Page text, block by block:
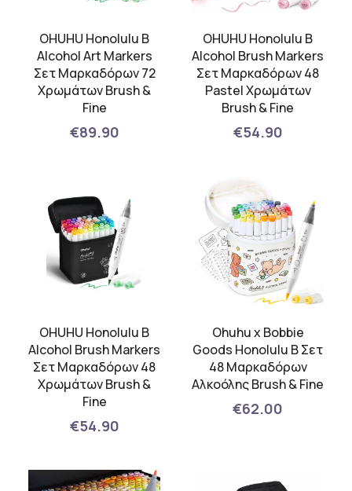
OHUHU Honolulu B
Alcohol Art Markers
Σετ Μαρκαδόρων 72
Χρωμάτων Brush &
Fine
€89.90
OHUHU Honolulu B
Alcohol Brush Markers
Σετ Μαρκαδόρων 48
Pastel Χρωμάτων
Brush & Fine
€54.90
OHUHU Honolulu B
Alcohol Brush Markers
Σετ Μαρκαδόρων 48
Χρωμάτων Brush &
Fine
€54.90
Ohuhu x Bobbie
Goods Honolulu B Σετ
48 Μαρκαδόρων
Αλκοόλης Brush & Fine
€62.00